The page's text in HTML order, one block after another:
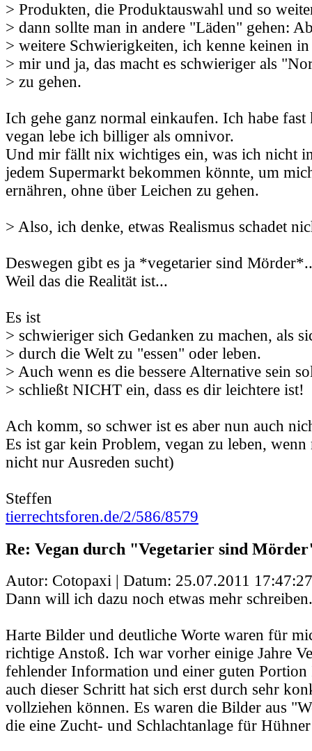
> Produkten, die Produktauswahl und so
> dann sollte man in andere "Läden" gehen:
> weitere Schwierigkeiten, ich kenne keinen
> mir und ja, das macht es schwieriger als
> zu gehen.
Ich gehe ganz normal einkaufen. Ich habe
vegan lebe ich billiger als omnivor.
Und mir fällt nix wichtiges ein, was ich nicht
jedem Supermarkt bekommen könnte, um
ernähren, ohne über Leichen zu gehen.
> Also, ich denke, etwas Realismus schadet
Deswegen gibt es ja *vegetarier sind
Weil das die Realität ist...
Es ist
> schwieriger sich Gedanken zu machen, als
> durch die Welt zu "essen" oder leben.
> Auch wenn es die bessere Alternative sein
> schließt NICHT ein, dass es dir leichtere ist!
Ach komm, so schwer ist es aber nun auch
Es ist gar kein Problem, vegan zu leben,
nicht nur Ausreden sucht)
Steffen
tierrechtsforen.de/2/586/8579
Re: Vegan durch "Vegetarier sind
Autor: Cotopaxi | Datum: 25.07.2011 17:47:27
Dann will ich dazu noch etwas mehr
Harte Bilder und deutliche Worte waren für
richtige Anstoß. Ich war vorher einige Jahre
fehlender Information und einer guten
auch dieser Schritt hat sich erst durch sehr
vollziehen können. Es waren die Bilder aus
die eine Zucht- und Schlachtanlage für